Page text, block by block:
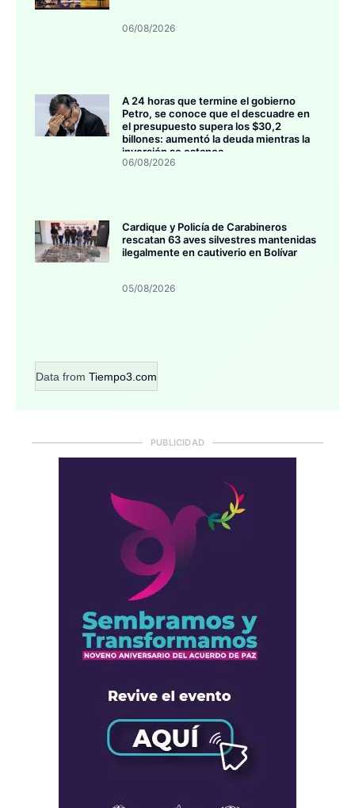
06/08/2026
A 24 horas que termine el gobierno
Petro, se conoce que el descuadre en
el presupuesto supera los $30,2
billones: aumentó la deuda mientras la
inversión se estanca
06/08/2026
Cardique y Policía de Carabineros
rescatan 63 aves silvestres mantenidas
ilegalmente en cautiverio en Bolívar
05/08/2026
Data from Tiempo3.com
PUBLICIDAD